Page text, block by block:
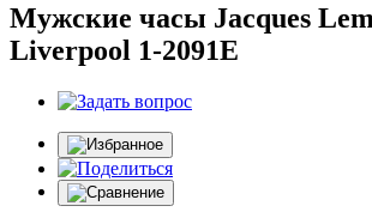
Мужские часы Jacques
Liverpool 1-2091E